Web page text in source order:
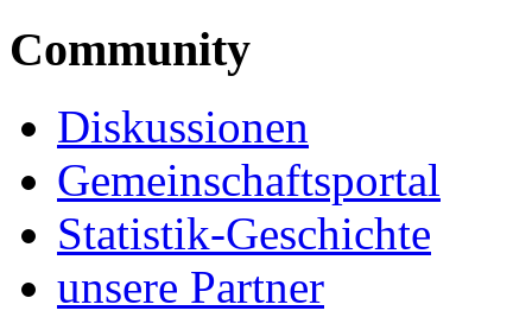
Community
Diskussionen
Gemeinschaftsportal
Statistik-Geschichte
unsere Partner